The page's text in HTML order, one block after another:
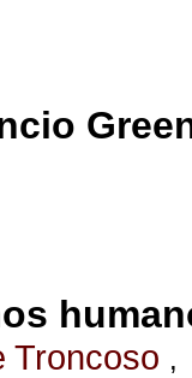
Troncoso ,